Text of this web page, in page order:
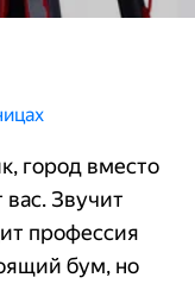
город вместо
вас. Звучит
профессия
бум, но